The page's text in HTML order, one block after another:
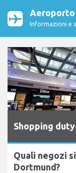
Aeroporto
Informazioni e
Shopping
Quali negozi
Dortmund?